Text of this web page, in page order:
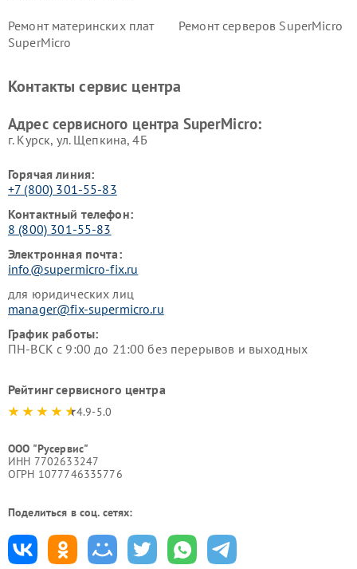
Ремонт материнских плат
SuperMicro
Ремонт серверов SuperMicro
Контакты сервис центра
Адрес сервисного центра SuperMicro:
г. Курск, ул. Щепкина, 4Б
Горячая линия:
+7 (800) 301-55-83
Контактный телефон:
8 (800) 301-55-83
Электронная почта:
info@supermicro-fix.ru
для юридических лиц
manager@fix-supermicro.ru
График работы:
ПН-ВСК с 9:00 до 21:00 без перерывов и выходных
Рейтинг сервисного центра
4.9-5.0
ООО "Русервис"
ИНН 7702633247
ОГРН 1077746335776
Поделиться в соц. сетях: